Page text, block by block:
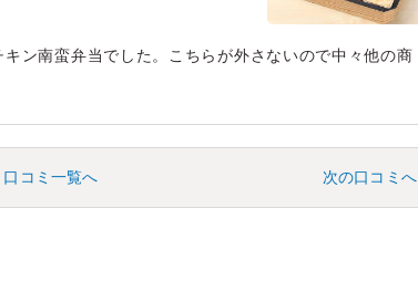
ン南蛮弁当でした。こちらが外さないので中々他の商
口コミ一覧へ 次の口コミへ